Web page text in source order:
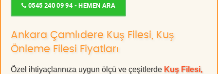
0545 240 09 94 - HEMEN ARA
Ankara Çamlıdere Kuş Filesi, Kuş
Önleme Filesi Fiyatları
Özel ihtiyaçlarınıza uygun ölçü ve çeşitlerde Kuş Filesi,